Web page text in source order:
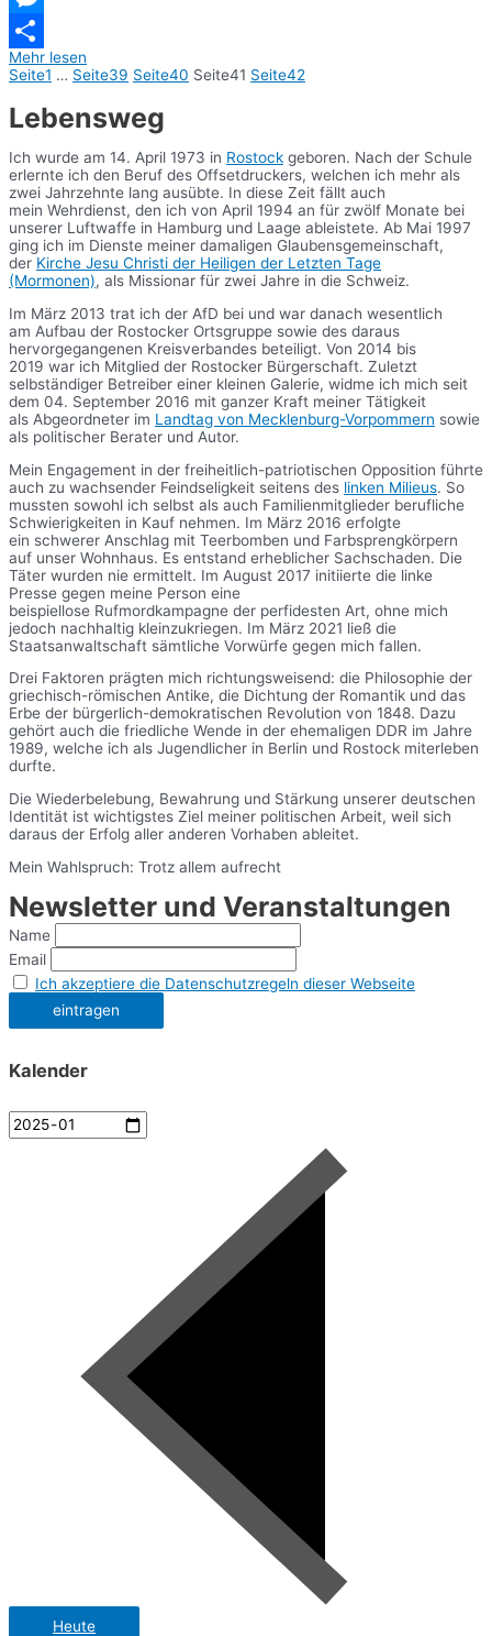
Messenger
Teilen
Mehr lesen
Seite1 … Seite39 Seite40 Seite41 Seite42
Lebensweg
Ich wurde am 14. April 1973 in Rostock geboren. Nach der Schule
erlernte ich den Beruf des Offsetdruckers, welchen ich mehr als
zwei Jahrzehnte lang ausübte. In diese Zeit fällt auch
mein Wehrdienst, den ich von April 1994 an für zwölf Monate bei
unserer Luftwaffe in Hamburg und Laage ableistete. Ab Mai 1997
ging ich im Dienste meiner damaligen Glaubensgemeinschaft,
der Kirche Jesu Christi der Heiligen der Letzten Tage
(Mormonen), als Missionar für zwei Jahre in die Schweiz.
Im März 2013 trat ich der AfD bei und war danach wesentlich
am Aufbau der Rostocker Ortsgruppe sowie des daraus
hervorgegangenen Kreisverbandes beteiligt. Von 2014 bis
2019 war ich Mitglied der Rostocker Bürgerschaft. Zuletzt
selbständiger Betreiber einer kleinen Galerie, widme ich mich seit
dem 04. September 2016 mit ganzer Kraft meiner Tätigkeit
als Abgeordneter im Landtag von Mecklenburg-Vorpommern sowie
als politischer Berater und Autor.
Mein Engagement in der freiheitlich-patriotischen Opposition führte
auch zu wachsender Feindseligkeit seitens des linken Milieus. So
mussten sowohl ich selbst als auch Familienmitglieder berufliche
Schwierigkeiten in Kauf nehmen. Im März 2016 erfolgte
ein schwerer Anschlag mit Teerbomben und Farbsprengkörpern
auf unser Wohnhaus. Es entstand erheblicher Sachschaden. Die
Täter wurden nie ermittelt. Im August 2017 initiierte die linke
Presse gegen meine Person eine
beispiellose Rufmordkampagne der perfidesten Art, ohne mich
jedoch nachhaltig kleinzukriegen. Im März 2021 ließ die
Staatsanwaltschaft sämtliche Vorwürfe gegen mich fallen.
Drei Faktoren prägten mich richtungsweisend: die Philosophie der
griechisch-römischen Antike, die Dichtung der Romantik und das
Erbe der bürgerlich-demokratischen Revolution von 1848. Dazu
gehört auch die friedliche Wende in der ehemaligen DDR im Jahre
1989, welche ich als Jugendlicher in Berlin und Rostock miterleben
durfte.
Die Wiederbelebung, Bewahrung und Stärkung unserer deutschen
Identität ist wichtigstes Ziel meiner politischen Arbeit, weil sich
daraus der Erfolg aller anderen Vorhaben ableitet.
Mein Wahlspruch: Trotz allem aufrecht
Newsletter und Veranstaltungen
Name
Email
Ich akzeptiere die Datenschutzregeln dieser Webseite
Kalender
Heute